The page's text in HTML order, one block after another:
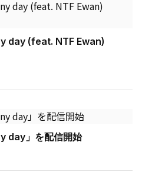
day (feat. NTF Ewan)
day」を配信開始